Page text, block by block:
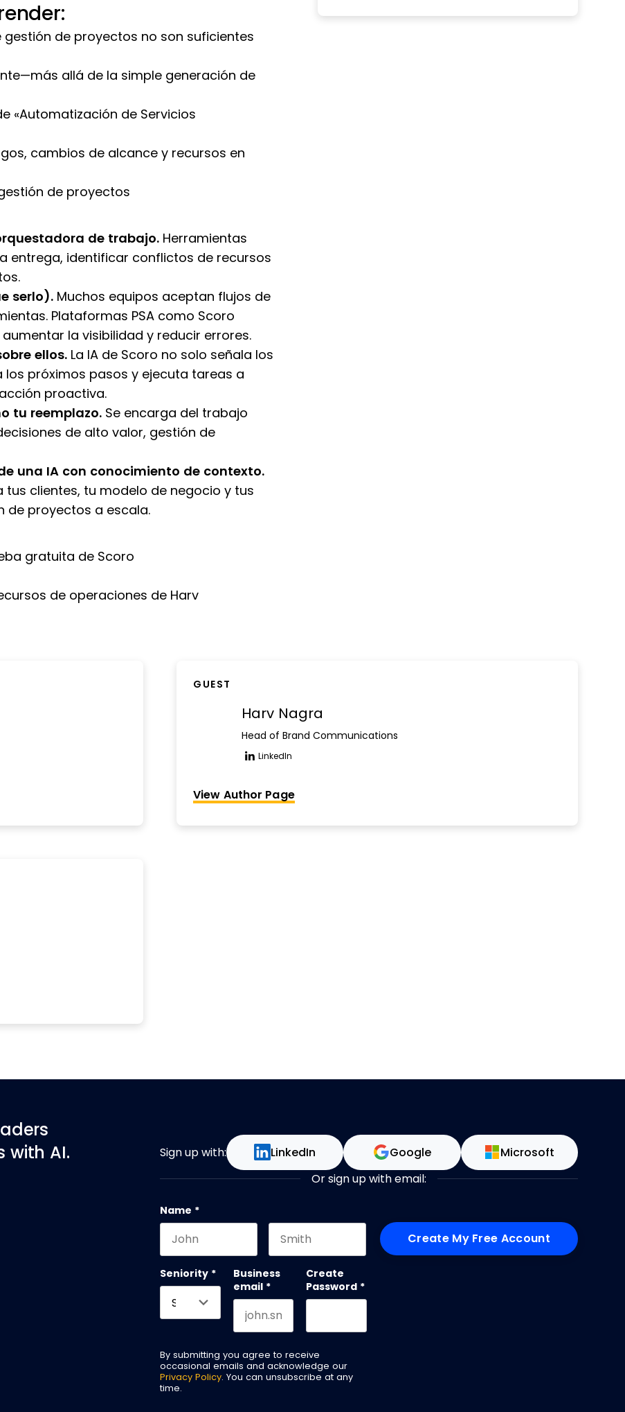
de proyectos no son suficientes
allá de la simple generación de
«Automatización de Servicios
cambios de alcance y recursos en
de proyectos
de trabajo. Herramientas
entrega, identificar conflictos de recursos
serlo). Muchos equipos aceptan flujos de
Plataformas PSA como Scoro
la visibilidad y reducir errores.
ellos. La IA de Scoro no solo señala los
próximos pasos y ejecuta tareas a
proactiva.
tu reemplazo. Se encarga del trabajo
de alto valor, gestión de
una IA con conocimiento de contexto.
tus clientes, tu modelo de negocio y tus
de proyectos a escala.
gratuita de Scoro
de operaciones de Harv
GUEST
Harv Nagra
Head of Brand Communications
LinkedIn
Opens new window
View Author Page
with AI.
Sign up with: LinkedIn Google Microsoft
Or sign up with email:
Name *
Seniority *
Business
email *
Create
Password *
By submitting you agree to receive
occasional emails and acknowledge our
Privacy Policy . You can unsubscribe at any
time.